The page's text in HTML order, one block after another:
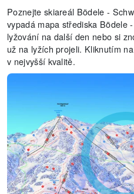
Poznejte skiareál Bödele -
vypadá mapa střediska Bödele
lyžování na další den nebo si
už na lyžích projeli. Kliknutím
v nejvyšší kvalitě.